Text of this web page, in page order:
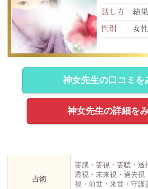
神女先生の口コミを
神女先生の詳細を
占術
霊感・霊視・霊聴・透
透視・未来視・過去視
視・前世・来世・守護